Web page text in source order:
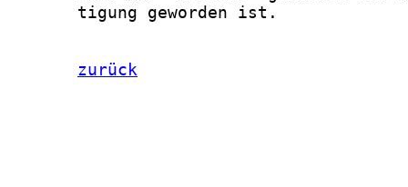
       tigung geworden ist.
zurück